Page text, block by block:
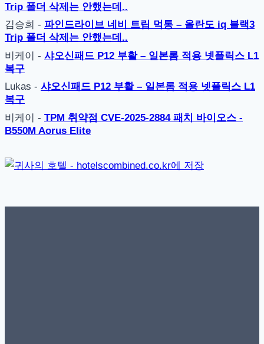
Trip 폴더 삭제는 안했는데..
김승희 - 파인드라이브 네비 트립 먹통 – 올란도 iq 블랙3
Trip 폴더 삭제는 안했는데..
비케이 - 샤오신패드 P12 부활 – 일본롬 적용 넷플릭스 L1
복구
Lukas - 샤오신패드 P12 부활 – 일본롬 적용 넷플릭스 L1
복구
비케이 - TPM 취약점 CVE-2025-2884 패치 바이오스 -
B550M Aorus Elite